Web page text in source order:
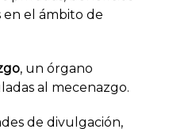
en el ámbito de
, un órgano
al mecenazgo.
de divulgación,